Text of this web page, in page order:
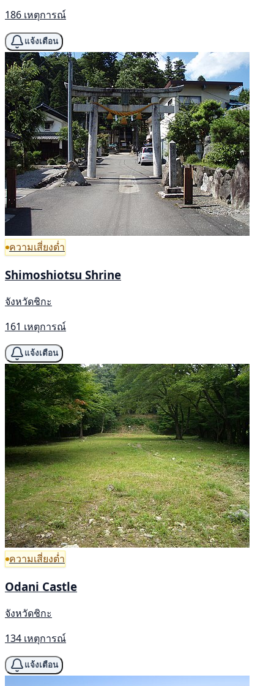
186 เหตุการณ์
แจ้งเตือน
ความเสี่ยงต่ำ
Shimoshiotsu Shrine
จังหวัดชิกะ
161 เหตุการณ์
แจ้งเตือน
ความเสี่ยงต่ำ
Odani Castle
จังหวัดชิกะ
134 เหตุการณ์
แจ้งเตือน